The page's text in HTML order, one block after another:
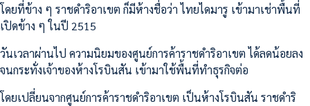
โดยที่ข้าง ๆ ราชดำริอาเขต ก็มีห้างชื่อว่า ไทยไดมารู เข้ามาเช่าพื้นที่
เปิดข้าง ๆ ในปี 2515
วันเวลาผ่านไป ความนิยมของศูนย์การค้าราชดำริอาเขต ได้ลดน้อยลง
จนกระทั่งเจ้าของห้างโรบินสัน เข้ามาใช้พื้นที่ทำธุรกิจต่อ
โดยเปลี่ยนจากศูนย์การค้าราชดำริอาเขต เป็นห้างโรบินสัน ราชดำริ